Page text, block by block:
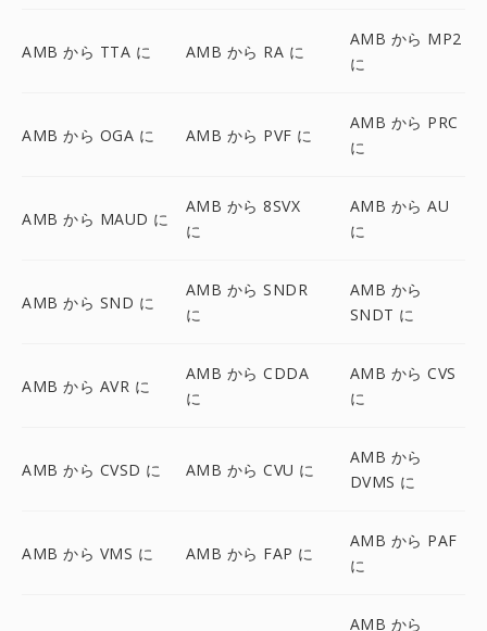
AMB から TTA に AMB から RA に
AMB から MP2
に
AMB から OGA に AMB から PVF に
AMB から PRC
に
AMB から MAUD に
AMB から 8SVX
に
AMB から AU
に
AMB から SND に
AMB から SNDR
に
AMB から
SNDT に
AMB から AVR に
AMB から CDDA
に
AMB から CVS
に
AMB から CVSD に AMB から CVU に
AMB から
DVMS に
AMB から VMS に AMB から FAP に
AMB から PAF
に
AMB から